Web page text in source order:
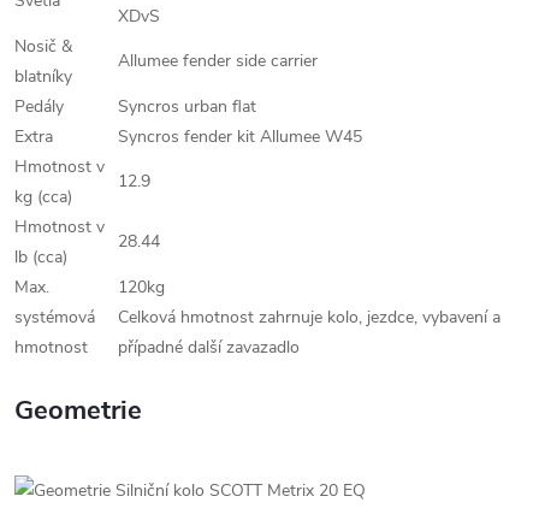
XDvS
Nosič &
blatníky
Allumee fender side carrier
Pedály
Syncros urban flat
Extra
Syncros fender kit Allumee W45
Hmotnost v
kg (cca)
12.9
Hmotnost v
lb (cca)
28.44
Max.
systémová
hmotnost
120kg
Celková hmotnost zahrnuje kolo, jezdce, vybavení a
případné další zavazadlo
Geometrie